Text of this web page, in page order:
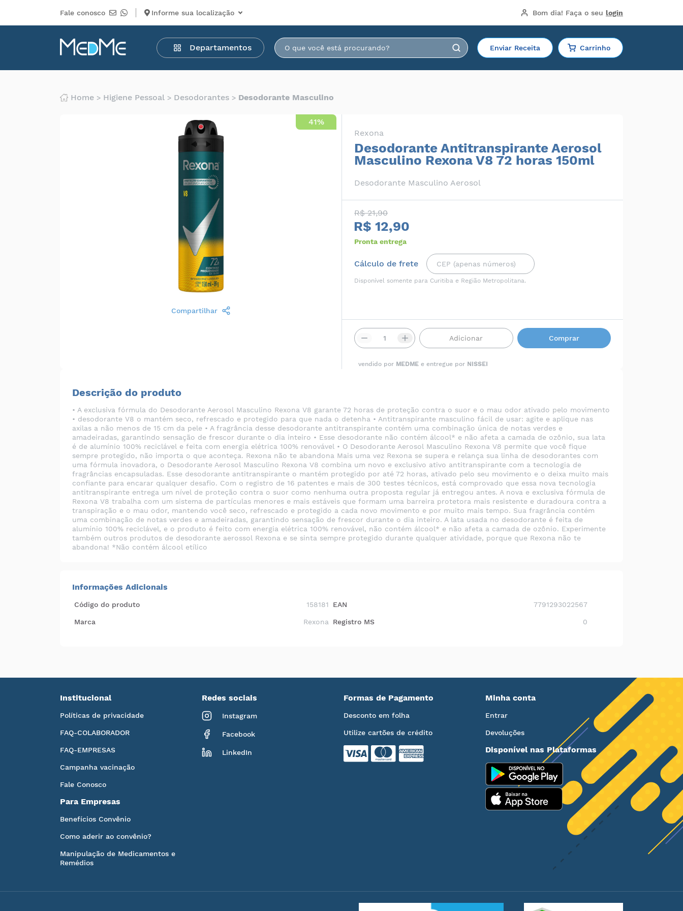
Fale conosco Informe sua localização Bom dia! Faça o seu login
Departamentos Enviar Receita Carrinho
Departamentos
Medicamentos
Higiene
Home Higiene Pessoal Desodorantes Desodorante Masculino
41%
Compartilhar
Rexona
Desodorante Antitranspirante Aerosol
Masculino Rexona V8 72 horas 150ml
Desodorante Masculino Aerosol
R$ 21,90
R$ 12,90
Pronta entrega
Cálculo de frete
Disponível somente para Curitiba e Região Metropolitana.
Adicionar Comprar
vendido por MEDME e entregue por NISSEI
Descrição do produto
• A exclusiva fórmula do Desodorante Aerosol Masculino Rexona V8 garante 72 horas de proteção contra o suor e o mau odor ativado pelo movimento
• desodorante V8 o mantém seco, refrescado e protegido para que nada o detenha • Antitranspirante masculino fácil de usar: agite e aplique nas
axilas a não menos de 15 cm da pele • A fragrância desse desodorante antitranspirante contém uma combinação única de notas verdes e
amadeiradas, garantindo sensação de frescor durante o dia inteiro • Esse desodorante não contém álcool* e não afeta a camada de ozônio, sua lata
é de alumínio 100% reciclável e feita com energia elétrica 100% renovável • O Desodorante Aerosol Masculino Rexona V8 permite que você fique
sempre protegido, não importa o que aconteça. Rexona não te abandona Mais uma vez Rexona se supera e relança sua linha de desodorantes com
uma fórmula inovadora, o Desodorante Aerosol Masculino Rexona V8 combina um novo e exclusivo ativo antitranspirante com a tecnologia de
fragrâncias encapsuladas. Esse desodorante antitranspirante o mantém protegido por até 72 horas, ativado pelo seu movimento e o deixa muito mais
confiante para encarar qualquer desafio. Com o registro de 16 patentes e mais de 300 testes técnicos, está comprovado que essa nova tecnologia
antitranspirante entrega um nível de proteção contra o suor como nenhuma outra proposta regular já entregou antes. A nova e exclusiva fórmula de
Rexona V8 trabalha com um sistema de partículas menores e mais estáveis que formam uma barreira protetora mais resistente e duradoura contra a
transpiração e o mau odor, mantendo você seco, refrescado e protegido a cada novo movimento e por muito mais tempo. Sua fragrância contém
uma combinação de notas verdes e amadeiradas, garantindo sensação de frescor durante o dia inteiro. A lata usada no desodorante é feita de
alumínio 100% reciclável, e o produto é feito com energia elétrica 100% renovável, não contém álcool* e não afeta a camada de ozônio. Experimente
também outros produtos de desodorante aerossol Rexona e se sinta sempre protegido durante qualquer atividade, porque que Rexona não te
abandona! *Não contém álcool etílico
Informações Adicionais
Código do produto 158181 EAN 7791293022567
Marca Rexona Registro MS 0
Institucional
Políticas de privacidade
FAQ-COLABORADOR
FAQ-EMPRESAS
Campanha vacinação
Fale Conosco
Para Empresas
Benefícios Convênio
Como aderir ao convênio?
Manipulação de Medicamentos e
Remédios
Redes sociais
Instagram
Facebook
LinkedIn
Formas de Pagamento
Desconto em folha
Utilize cartões de crédito
Minha conta
Entrar
Devoluções
Disponível nas Plataformas